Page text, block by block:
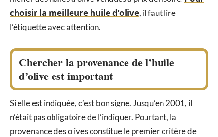
choisir la meilleure huile d’olive, il faut lire
l’étiquette avec attention.
Chercher la provenance de l’huile
d’olive est important
Si elle est indiquée, c’est bon signe. Jusqu’en 2001, il
n’était pas obligatoire de l’indiquer. Pourtant, la
provenance des olives constitue le premier critère de